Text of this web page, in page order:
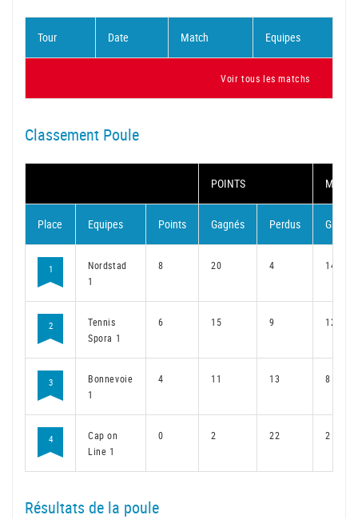
Tour Date Match Equipes
Voir tous les matchs
Classement Poule
POINTS MATCH
Place Equipes Points Gagnés Perdus Gagnés
1
Nordstad
1
8 20 4 14
2
Tennis
Spora 1
6 15 9 12
3
Bonnevoie
1
4 11 13 8
4
Cap on
Line 1
0 2 22 2
Résultats de la poule